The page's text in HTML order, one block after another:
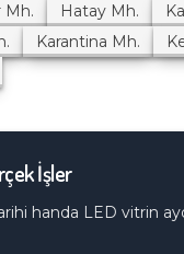
Mh. Hatay Mh.
Karantina Mh.
İşler
handa LED vitrin